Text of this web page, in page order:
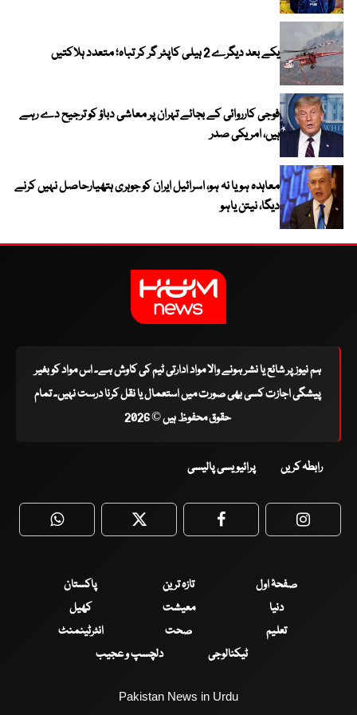
یکے بعد دیگرے 2 ہیلی کاپٹر گر کر تباہ؛ متعدد ہلاکتیں
فوجی کارروائی کے بجائے تہران پر معاشی دباؤ کو ترجیح دے رہے
ہیں، امریکی صدر
معاہدہ ہو یا نہ ہو، اسرائیل ایران کو جوہری ہتھیارحاصل نہیں کرنے
دیگا، نیتن یاہو
ہم نیوز پر شائع یا نشر ہونے والا مواد ادارتی ٹیم کی کاوش ہے۔ اس مواد کو بغیر
پیشگی اجازت کسی بھی صورت میں استعمال یا نقل کرنا درست نہیں۔ تمام
حقوق محفوظ ہیں © 2026
رابطہ کریں پرائیویسی پالیسی
WhatsApp Twitter Facebook
صفحۂ اول تازہ ترین
پاکستان
دنیا
معیشت
کھیل
تعلیم
صحت
انٹرٹینمنٹ
ٹیکنالوجی
دلچسپ و عجیب
Pakistan News in Urdu